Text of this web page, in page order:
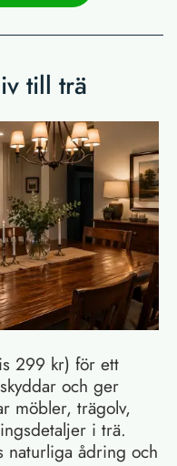
till trä
299 kr) för ett
och ger
möbler, trägolv,
i trä.
naturliga ådring och